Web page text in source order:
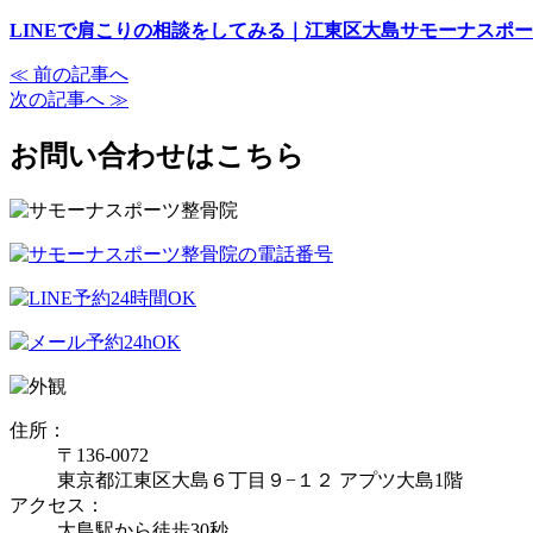
LINEで肩こりの相談をしてみる｜江東区大島サモーナスポ
≪ 前の記事へ
次の記事へ ≫
お問い合わせはこちら
住所：
〒136-0072
東京都江東区大島６丁目９−１２ アプツ大島1階
アクセス：